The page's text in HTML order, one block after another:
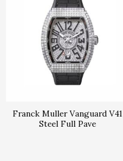
Franck Muller Vanguard V41
Steel Full Pave